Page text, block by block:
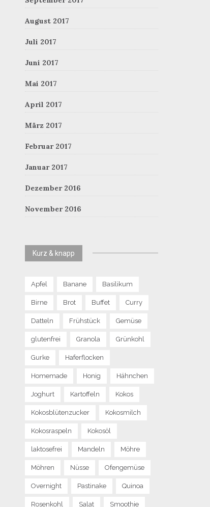
August 2017
Juli 2017
Juni 2017
Mai 2017
April 2017
März 2017
Februar 2017
Januar 2017
Dezember 2016
November 2016
Kurz & knapp
Apfel Banane Basilikum
Birne Brot Buffet Curry
Datteln Frühstück Gemüse
glutenfrei Granola Grünkohl
Gurke Haferflocken
Homemade Honig Hähnchen
Joghurt Kartoffeln Kokos
Kokosblütenzucker Kokosmilch
Kokosraspeln Kokosöl
laktosefrei Mandeln Möhre
Möhren Nüsse Ofengemüse
Overnight Pastinake Quinoa
Rosenkohl Salat Smoothie